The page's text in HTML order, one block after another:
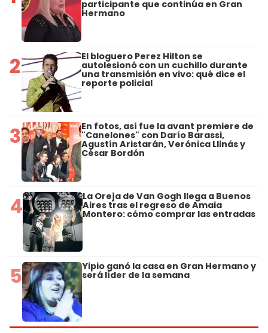
participante que continúa en Gran
Hermano
2 El bloguero Perez Hilton se
autolesionó con un cuchillo durante
una transmisión en vivo: qué dice el
reporte policial
3 En fotos, así fue la avant premiere de
"Canelones" con Darío Barassi,
Agustín Aristarán, Verónica Llinás y
César Bordón
4 La Oreja de Van Gogh llega a Buenos
Aires tras el regreso de Amaia
Montero: cómo comprar las entradas
5 Yipio ganó la casa en Gran Hermano y
será líder de la semana